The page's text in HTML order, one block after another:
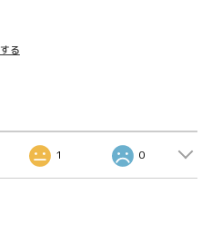
る
1 0